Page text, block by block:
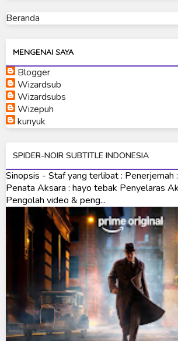
Ultraman Mebius
Ultraman Neos
Ultraman Orb
Ultraman Orb Origin Saga
Ultraman Saga
Ultraman Taiga
Ultraman The Next
Ultraman Tiga
Ultraman Trigger
Ultraman X
Ultraman Z
Ultraman Zearth
Beranda
MENGENAI SAYA
Blogger
Wizardsub
Wizardsubs
Wizepuh
kunyuk
SPIDER-NOIR SUBTITLE INDONESIA
Sinopsis - Staf yang terlibat : Penerjemah
Penata Aksara : hayo tebak Penyelaras
Pengolah video & peng...